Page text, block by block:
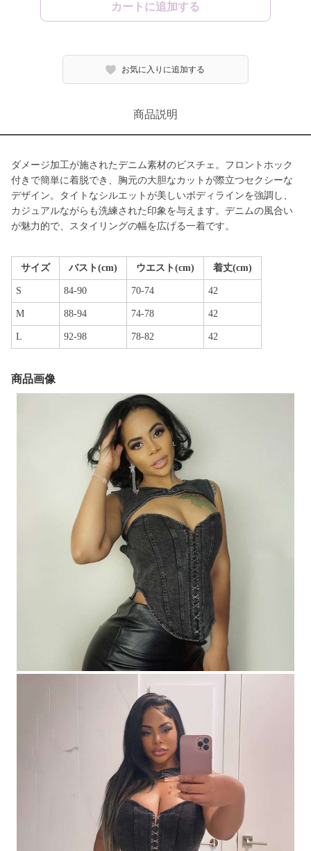
カートに追加する
お気に入りに追加する
商品説明
ダメージ加工が施されたデニム素材のビスチェ。フロントホック
付きで簡単に着脱でき、胸元の大胆なカットが際立つセクシーな
デザイン。タイトなシルエットが美しいボディラインを強調し、
カジュアルながらも洗練された印象を与えます。デニムの風合い
が魅力的で、スタイリングの幅を広げる一着です。
サイズ バスト(cm) ウエスト(cm) 着丈(cm)
S 84-90 70-74 42
M 88-94 74-78 42
L 92-98 78-82 42
商品画像